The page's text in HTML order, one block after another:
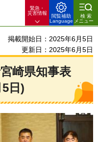
緊急・
災害情報
閲覧補助
Language
検索
メニュー
掲載開始日：2025年6月5日
更新日：2025年6月5日
崎県知事表
日)